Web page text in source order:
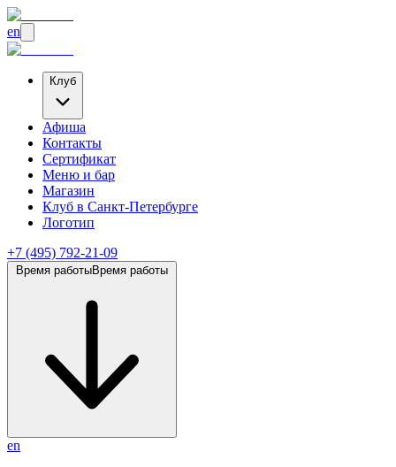
en
Клуб
Афиша
Контакты
Сертификат
Меню и бар
Магазин
Клуб в Санкт-Петербурге
Логотип
+7 (495) 792-21-09
Время работыВремя работы
en